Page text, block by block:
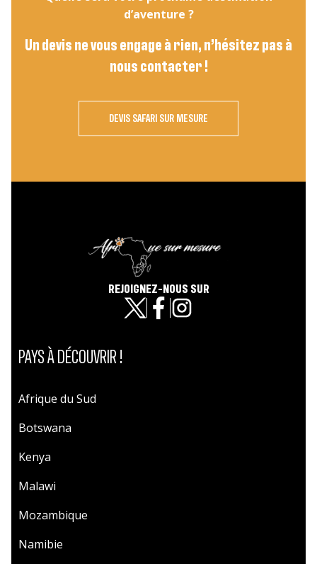
d’aventure ?
Un devis ne vous engage à rien, n’hésitez pas à
nous contacter !
DEVIS SAFARI SUR MESURE
REJOIGNEZ-NOUS SUR
PAYS À DÉCOUVRIR !
Afrique du Sud
Botswana
Kenya
Malawi
Mozambique
Namibie